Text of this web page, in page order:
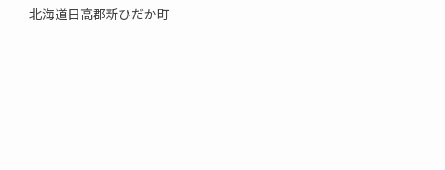
北海道日高郡新ひだか町